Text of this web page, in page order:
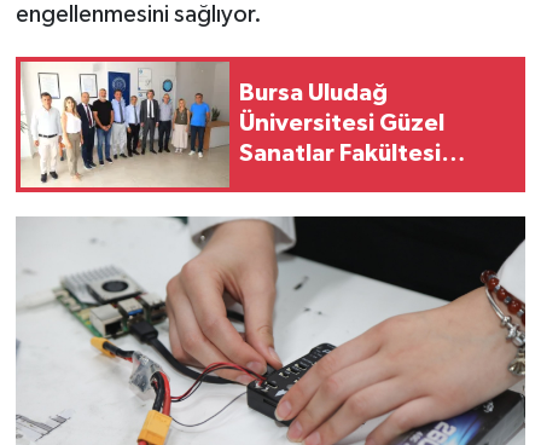
engellenmesini sağlıyor.
Bursa Uludağ
Üniversitesi Güzel
Sanatlar Fakültesi